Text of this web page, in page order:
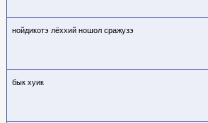
нойдикотэ лёххий ношол сражузэ
бык хуик